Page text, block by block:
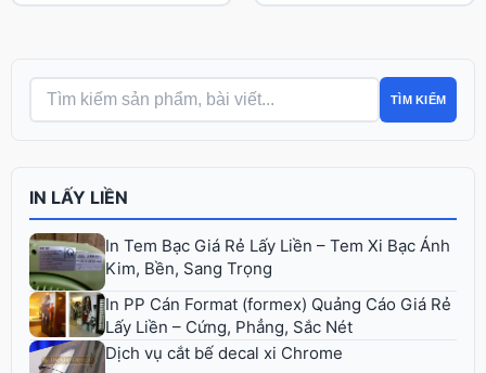
TÌM KIẾM
IN LẤY LIỀN
In Tem Bạc Giá Rẻ Lấy Liền – Tem Xi Bạc Ánh
Kim, Bền, Sang Trọng
In PP Cán Format (formex) Quảng Cáo Giá Rẻ
Lấy Liền – Cứng, Phẳng, Sắc Nét
Dịch vụ cắt bế decal xi Chrome